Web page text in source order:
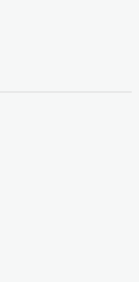
募集・求人
募集・求人